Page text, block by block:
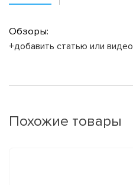
Обзоры:
+добавить статью или видео
Похожие товары